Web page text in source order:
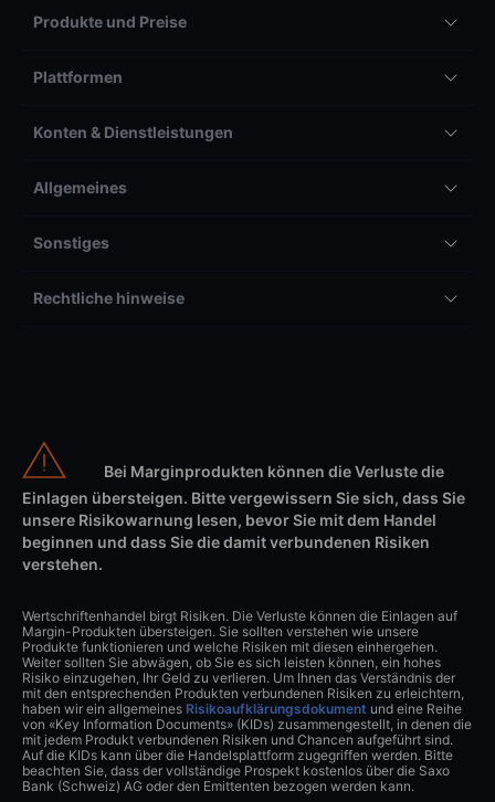
Produkte und Preise
Plattformen
Konten & Dienstleistungen
Allgemeines
Sonstiges
Rechtliche hinweise
Bei Marginprodukten können die Verluste die
Einlagen übersteigen. Bitte vergewissern Sie sich, dass Sie
unsere Risikowarnung lesen, bevor Sie mit dem Handel
beginnen und dass Sie die damit verbundenen Risiken
verstehen.
Wertschriftenhandel birgt Risiken. Die Verluste können die Einlagen auf
Margin-Produkten übersteigen. Sie sollten verstehen wie unsere
Produkte funktionieren und welche Risiken mit diesen einhergehen.
Weiter sollten Sie abwägen, ob Sie es sich leisten können, ein hohes
Risiko einzugehen, Ihr Geld zu verlieren. Um Ihnen das Verständnis der
mit den entsprechenden Produkten verbundenen Risiken zu erleichtern,
haben wir ein allgemeines Risikoaufklärungsdokument und eine Reihe
von «Key Information Documents» (KIDs) zusammengestellt, in denen die
mit jedem Produkt verbundenen Risiken und Chancen aufgeführt sind.
Auf die KIDs kann über die Handelsplattform zugegriffen werden. Bitte
beachten Sie, dass der vollständige Prospekt kostenlos über die Saxo
Bank (Schweiz) AG oder den Emittenten bezogen werden kann.